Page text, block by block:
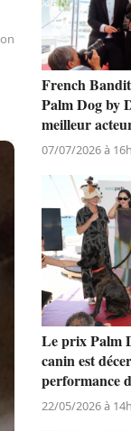
French
Palm Dog by
meilleur
Cannes
07/07/2026 à
Le prix Palm
canin est
performance
Perra ») de
22/05/2026 à